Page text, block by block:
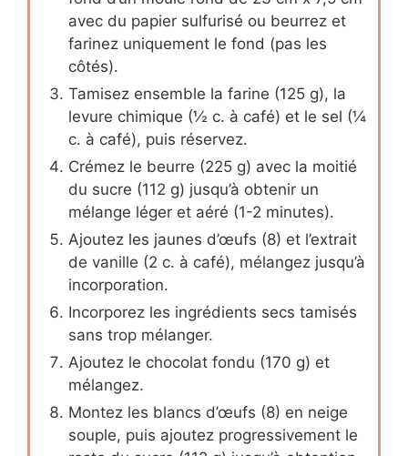
avec du papier sulfurisé ou beurrez et
farinez uniquement le fond (pas les
côtés).
Tamisez ensemble la farine (125 g), la
levure chimique (½ c. à café) et le sel (¼
c. à café), puis réservez.
Crémez le beurre (225 g) avec la moitié
du sucre (112 g) jusqu’à obtenir un
mélange léger et aéré (1-2 minutes).
Ajoutez les jaunes d’œufs (8) et l’extrait
de vanille (2 c. à café), mélangez jusqu’à
incorporation.
Incorporez les ingrédients secs tamisés
sans trop mélanger.
Ajoutez le chocolat fondu (170 g) et
mélangez.
Montez les blancs d’œufs (8) en neige
souple, puis ajoutez progressivement le